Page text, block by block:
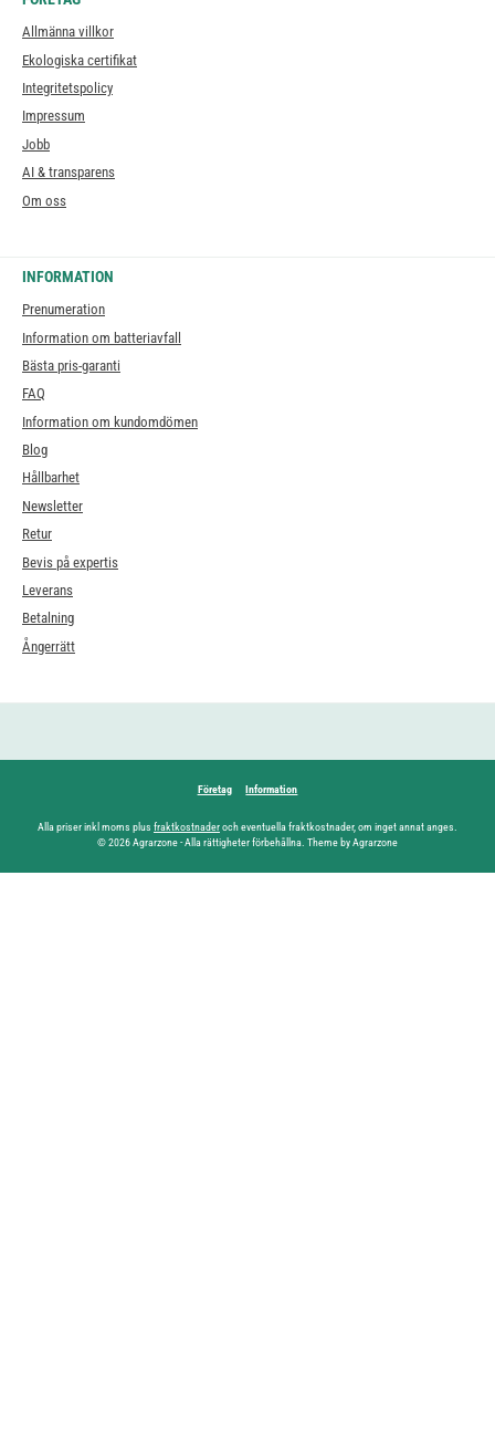
Allmänna villkor
Ekologiska certifikat
Integritetspolicy
Impressum
Jobb
AI & transparens
Om oss
INFORMATION
Prenumeration
Information om batteriavfall
Bästa pris-garanti
FAQ
Information om kundomdömen
Blog
Hållbarhet
Newsletter
Retur
Bevis på expertis
Leverans
Betalning
Ångerrätt
Företag Information
Alla priser inkl moms plus fraktkostnaderoch eventuella fraktkostnader, om inget annat anges.
© 2026 Agrarzone - Alla rättigheter förbehållna. Theme by Agrarzone